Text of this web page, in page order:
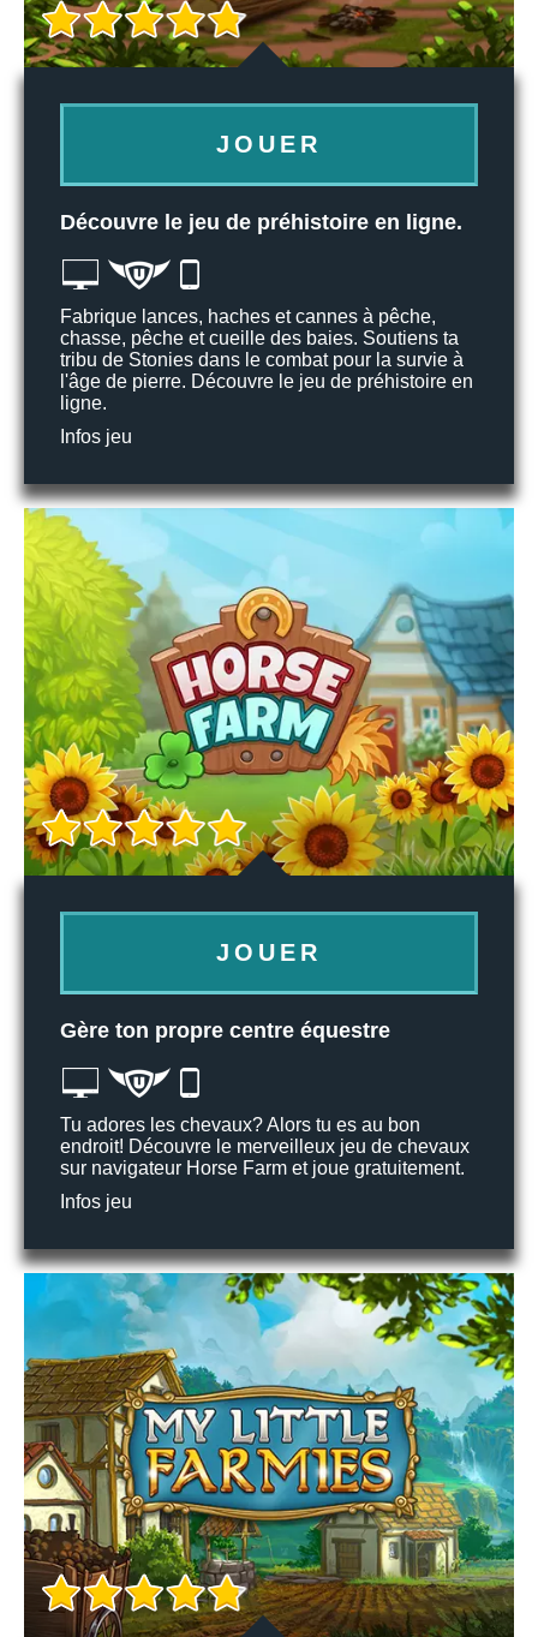
JOUER
Découvre le jeu de préhistoire en ligne.
Fabrique lances, haches et cannes à pêche,
chasse, pêche et cueille des baies. Soutiens ta
tribu de Stonies dans le combat pour la survie à
l'âge de pierre. Découvre le jeu de préhistoire en
ligne.
Infos jeu
JOUER
Gère ton propre centre équestre
Tu adores les chevaux? Alors tu es au bon
endroit! Découvre le merveilleux jeu de chevaux
sur navigateur Horse Farm et joue gratuitement.
Infos jeu